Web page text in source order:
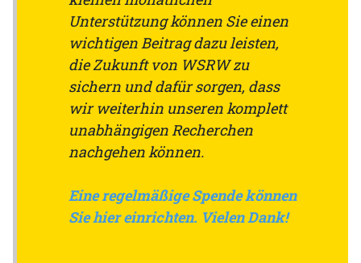
Unterstützung können Sie einen
wichtigen Beitrag dazu leisten,
die Zukunft von WSRW zu
sichern und dafür sorgen, dass
wir weiterhin unseren komplett
unabhängigen Recherchen
nachgehen können.
Eine regelmäßige Spende können
Sie hier einrichten. Vielen Dank!